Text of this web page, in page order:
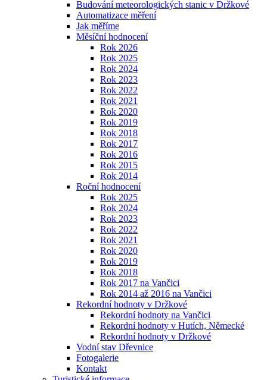
Budování meteorologických stanic v Držkové
Automatizace měření
Jak měříme
Měsíční hodnocení
Rok 2026
Rok 2025
Rok 2024
Rok 2023
Rok 2022
Rok 2021
Rok 2020
Rok 2019
Rok 2018
Rok 2017
Rok 2016
Rok 2015
Rok 2014
Roční hodnocení
Rok 2025
Rok 2024
Rok 2023
Rok 2022
Rok 2021
Rok 2020
Rok 2019
Rok 2018
Rok 2017 na Vančici
Rok 2014 až 2016 na Vančici
Rekordní hodnoty v Držkové
Rekordní hodnoty na Vančici
Rekordní hodnoty v Hutích, Německé
Rekordní hodnoty v Držkové
Vodní stav Dřevnice
Fotogalerie
Kontakt